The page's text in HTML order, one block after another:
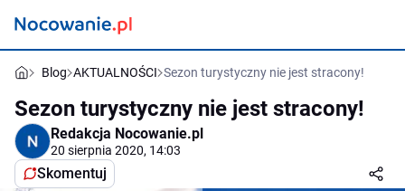
Blog AKTUALNOŚCI Sezon turystyczny nie jest stracony!
Sezon turystyczny nie jest stracony!
Redakcja Nocowanie.pl
20 sierpnia 2020, 14:03
Skomentuj